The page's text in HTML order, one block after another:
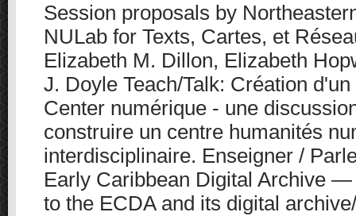
Session proposals by
NULab for Texts, Cartes, et
Elizabeth M. Dillon, Elizabeth
J. Doyle Teach/Talk: Création
Center numérique - une
construire un centre humanités
interdisciplinaire. Enseigner /
Early Caribbean Digital Archive
to the ECDA and its digital